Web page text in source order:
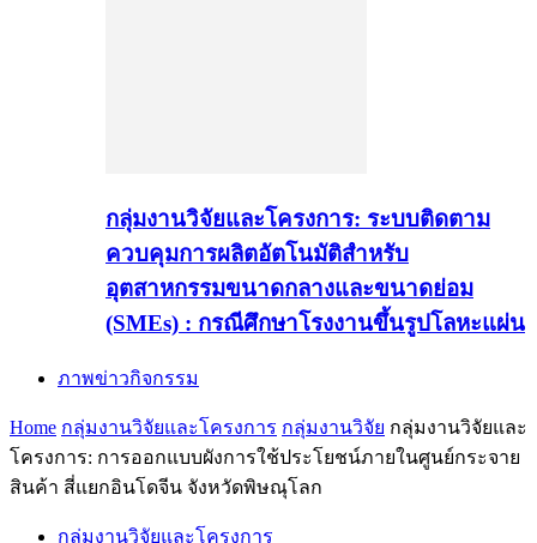
กลุ่มงานวิจัยและโครงการ: ระบบติดตาม
ควบคุมการผลิตอัตโนมัติสำหรับ
อุตสาหกรรมขนาดกลางและขนาดย่อม
(SMEs) : กรณีศึกษาโรงงานขึ้นรูปโลหะแผ่น
ภาพข่าวกิจกรรม
Home กลุ่มงานวิจัยและโครงการ กลุ่มงานวิจัย กลุ่มงานวิจัยและ
โครงการ: การออกแบบผังการใช้ประโยชน์ภายในศูนย์กระจาย
สินค้า สี่แยกอินโดจีน จังหวัดพิษณุโลก
กลุ่มงานวิจัยและโครงการ